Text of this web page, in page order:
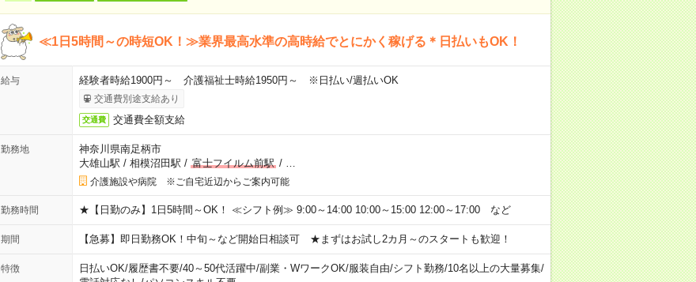
≪1日5時間～の時短OK！≫業界最高水準の高時給でとにかく稼げる＊日払いもOK！
給与 経験者時給1900円～ 介護福祉士時給1950円～ ※日払い/週払いOK
交通費別途支給あり
交通費 交通費全額支給
勤務地
神奈川県南足柄市
大雄山駅 / 相模沼田駅 / 富士フイルム前駅/
介護施設や病院 ※ご自宅近辺からご案内可能
勤務時間 ★【日勤のみ】1日5時間～OK！ ≪シフト例≫ 9:00～14:00 10:00～15:00 12:00～17:00 など
期間 【急募】即日勤務OK！中旬～など開始日相談可 ★まずはお試し2カ月～のスタートも歓迎！
特徴 日払いOK/履歴書不要/40～50代活躍中/副業・WワークOK/服装自由/シフト勤務/10名以上の大量募集/